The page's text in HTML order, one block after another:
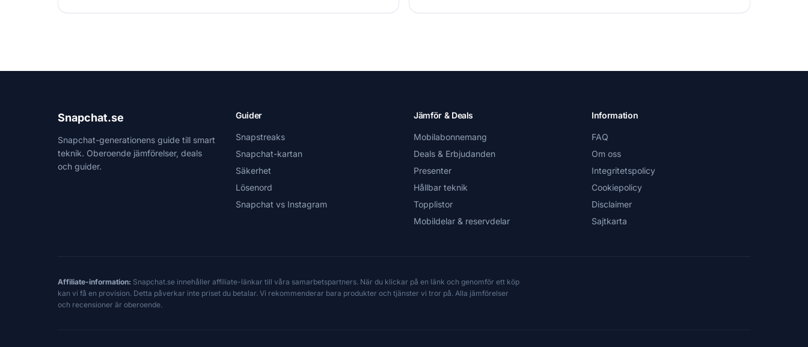
Snapchat.se
Snapchat-generationens guide till smart
teknik. Oberoende jämförelser, deals
och guider.
Guider
Snapstreaks
Snapchat-kartan
Säkerhet
Lösenord
Snapchat vs Instagram
Jämför & Deals
Mobilabonnemang
Deals & Erbjudanden
Presenter
Hållbar teknik
Topplistor
Mobildelar & reservdelar
Information
FAQ
Om oss
Integritetspolicy
Cookiepolicy
Disclaimer
Sajtkarta
Affiliate-information: Snapchat.se innehåller affiliate-länkar till våra samarbetspartners. När du klickar på en länk och genomför ett köp
kan vi få en provision. Detta påverkar inte priset du betalar. Vi rekommenderar bara produkter och tjänster vi tror på. Alla jämförelser
och recensioner är oberoende.